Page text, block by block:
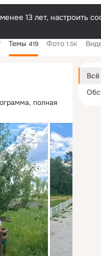
13 лет, настроить
Темы 419 Фото 1.5K
полная
Всё